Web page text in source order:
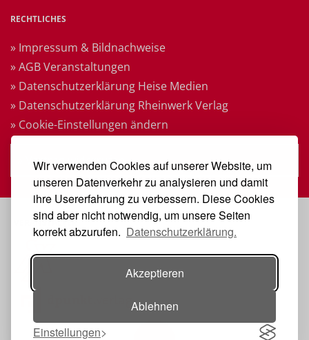
Wir verwenden Cookies auf unserer Website, um
unseren Datenverkehr zu analysieren und damit
ihre Usererfahrung zu verbessern. Diese Cookies
sind aber nicht notwendig, um unsere Seiten
korrekt abzurufen. Datenschutzerklärung.
Akzeptieren
Ablehnen
Einstellungen
RECHTLICHES
» Impressum & Bildnachweise
» AGB Veranstaltungen
» Datenschutzerklärung Heise Medien
» Datenschutzerklärung Rheinwerk Verlag
» Cookie-Einstellungen ändern
» Vertrag widerrufen
VERANSTALTER